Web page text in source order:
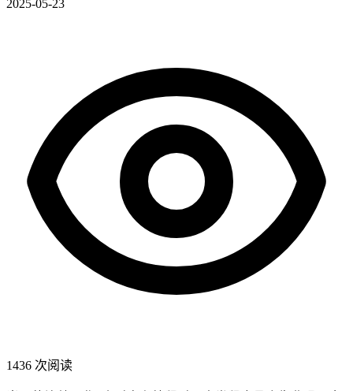
2025-05-23
1436 次阅读